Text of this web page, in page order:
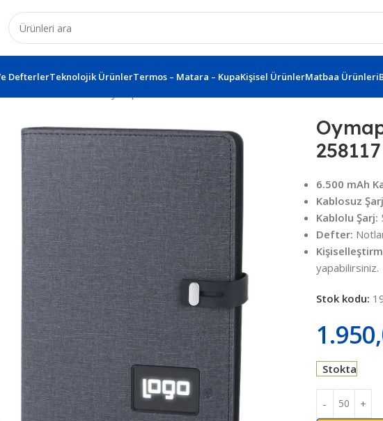
DefterlerTeknolojik ÜrünlerTermos – Matara – KupaKişisel ÜrünlerMatbaa Ürünleri
258117
6.500 mAh
Kablosuz
Kablolu Şarj:
Defter:
yapabilirsiniz.
Stok kodu:
Stokta